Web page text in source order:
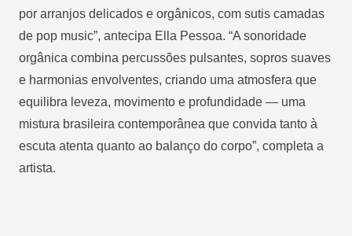
por arranjos delicados e orgânicos, com sutis camadas
de pop music”, antecipa Ella Pessoa. “A sonoridade
orgânica combina percussões pulsantes, sopros suaves
e harmonias envolventes, criando uma atmosfera que
equilibra leveza, movimento e profundidade — uma
mistura brasileira contemporânea que convida tanto à
escuta atenta quanto ao balanço do corpo”, completa a
artista.